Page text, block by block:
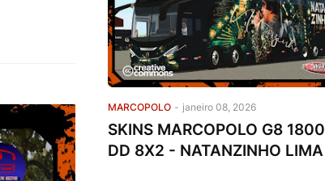
MARCOPOLO - janeiro 08, 2026
SKINS MARCOPOLO G8 1800
DD 8X2 - NATANZINHO LIMA